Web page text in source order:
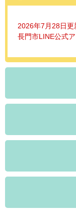
2026年7月28日更
長門市LINE公式